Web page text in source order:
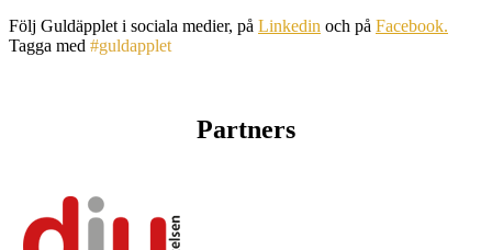
Följ Guldäpplet i sociala medier, på Linkedin och på Facebook.
Tagga med #guldapplet
Partners